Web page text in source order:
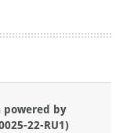
powered by
22-RU1)